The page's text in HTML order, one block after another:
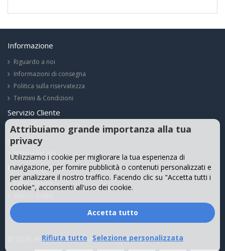
Informazione
Riguardo a noi
Informazioni di consegna
Politica sulla riservatezza
Termini & Condizioni
Servizio Cliente
Contattaci
Resi
Mappa del Sito
Il Mio Account
Il Mio Account
© 2026 Protatiliadattatore.it. All Rights Reserved.
Attribuiamo grande importanza alla tua
privacy
Utilizziamo i cookie per migliorare la tua esperienza di
navigazione, per fornire pubblicità o contenuti personalizzati e
per analizzare il nostro traffico. Facendo clic su "Accetta tutti i
cookie", acconsenti all'uso dei cookie.
Rifiuta tutto Selezione personalizzata
Accetta tutto